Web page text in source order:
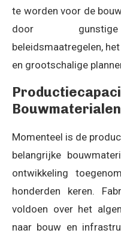
te worden voor de
door gunstige
beleidsmaatregelen,
en grootschalige
Momenteel is de
belangrijke
ontwikkeling
honderden keren.
voldoen over het
naar bouw en